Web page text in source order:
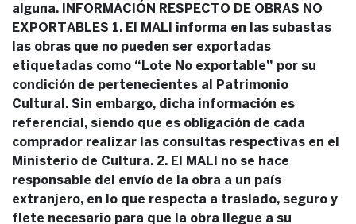
alguna. INFORMACIÓN RESPECTO DE OBRAS NO
EXPORTABLES 1. El MALI informa en las subastas
las obras que no pueden ser exportadas
etiquetadas como “Lote No exportable” por su
condición de pertenecientes al Patrimonio
Cultural. Sin embargo, dicha información es
referencial, siendo que es obligación de cada
comprador realizar las consultas respectivas en el
Ministerio de Cultura. 2. El MALI no se hace
responsable del envío de la obra a un país
extranjero, en lo que respecta a traslado, seguro y
flete necesario para que la obra llegue a su